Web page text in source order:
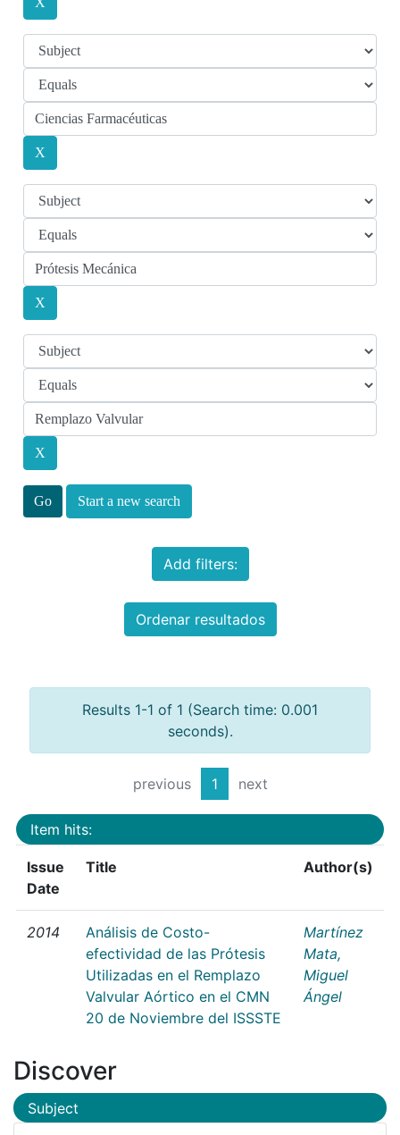
Start a new search
Add filters:
Ordenar resultados
Results 1-1 of 1 (Search time: 0.001
seconds).
previous 1 next
Item hits:
Issue
Date
Title Author(s)
2014
Análisis de Costo-
efectividad de las Prótesis
Utilizadas en el Remplazo
Valvular Aórtico en el CMN
20 de Noviembre del ISSSTE
Martínez
Mata,
Miguel
Ángel
Discover
Subject